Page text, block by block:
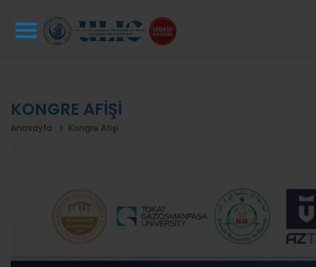
KONGRE AFİŞİ
Anasayfa Kongre Afişi